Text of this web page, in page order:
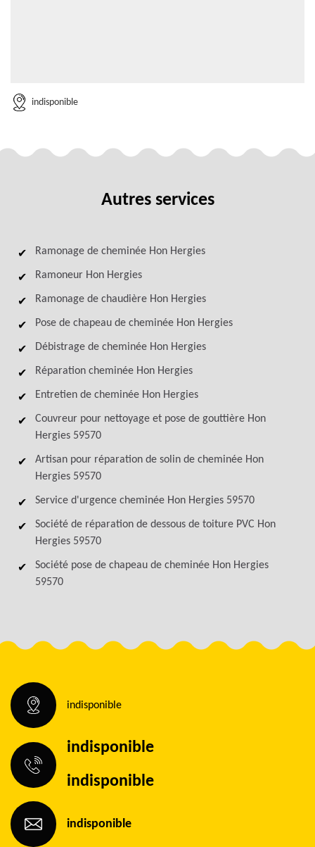
indisponible
Autres services
Ramonage de cheminée Hon Hergies
Ramoneur Hon Hergies
Ramonage de chaudière Hon Hergies
Pose de chapeau de cheminée Hon Hergies
Débistrage de cheminée Hon Hergies
Réparation cheminée Hon Hergies
Entretien de cheminée Hon Hergies
Couvreur pour nettoyage et pose de gouttière Hon
Hergies 59570
Artisan pour réparation de solin de cheminée Hon
Hergies 59570
Service d'urgence cheminée Hon Hergies 59570
Société de réparation de dessous de toiture PVC Hon
Hergies 59570
Société pose de chapeau de cheminée Hon Hergies
59570
indisponible
indisponible
indisponible
indisponible